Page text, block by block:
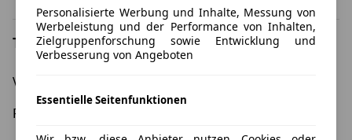
Top Modelle
Volkswagen Golf
Fiat 500
Personalisierte Werbung und Inhalte, Messung von
Werbeleistung und der Performance von Inhalten,
Zielgruppenforschung sowie Entwicklung und
Verbesserung von Angeboten
Essentielle Seitenfunktionen